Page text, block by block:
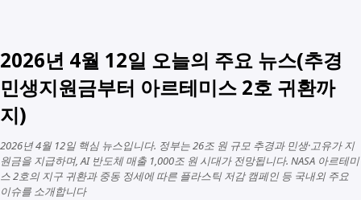
2026년 4월 12일 오늘의 주요 뉴스(추경
민생지원금부터 아르테미스 2호 귀환까
지)
2026년 4월 12일 핵심 뉴스입니다. 정부는 26조 원 규모 추경과 민생·고유가 지
원금을 지급하며, AI 반도체 매출 1,000조 원 시대가 전망됩니다. NASA 아르테미
스 2호의 지구 귀환과 중동 정세에 따른 플라스틱 저감 캠페인 등 국내외 주요
이슈를 소개합니다